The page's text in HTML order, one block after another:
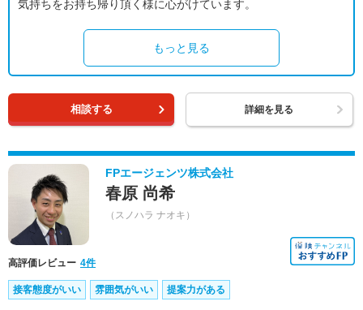
気持ちをお持ち帰り頂く様に心がけています。
もっと見る
相談する 詳細を見る
FPエージェンツ株式会社
春原 尚希
（スノハラ ナオキ）
高評価レビュー 4件
接客態度がいい 雰囲気がいい 提案力がある